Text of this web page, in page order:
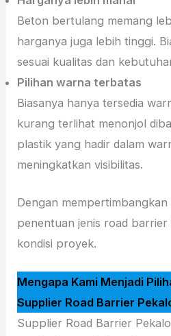
Beton bertulang memang
harganya juga lebih tinggi.
sesuai kualitas dan
Pilihan warna terbatas
Biasanya hanya tersedia
kurang terlihat menonjol
plastik yang hadir dalam
meningkatkan visibilitas.
Dengan mempertimbangkan
penentuan jenis road
kondisi proyek.
Mengapa Kami Menjadi
Supplier Road Barrier
Supplier Road Barrier